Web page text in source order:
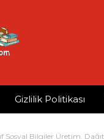
Gizlilik Politikası
Sosyal Bilgiler Üretim,